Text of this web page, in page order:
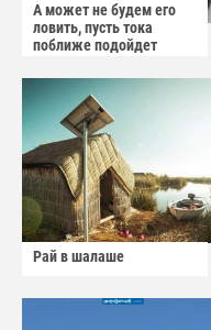
А может не будем его
ловить, пусть тока
поближе подойдет
Рай в шалаше